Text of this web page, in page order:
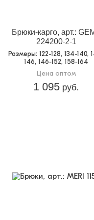
Брюки-карго, арт.:
224200-2-1
Размеры: 122-128, 134-140,
146, 146-152, 158-164
Цена оптом
1 095 руб.